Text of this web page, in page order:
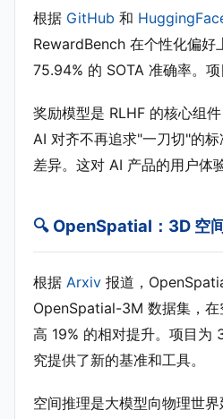
根据 GitHub 和
RewardBench 在个性化偏好
75.94% 的 SOTA 准确率。项
奖励模型是 RLHF 的核心组
AI 对齐不再追求"一刀切"的
差异。这对 AI 产品的用户体
🔍 OpenSpatial：3D 空
根据 Arxiv 报道，
OpenSpatial-3M 数据集，在
高 19% 的相对提升。项目为
究提供了新的基准和工具。
空间推理是大模型向物理世界